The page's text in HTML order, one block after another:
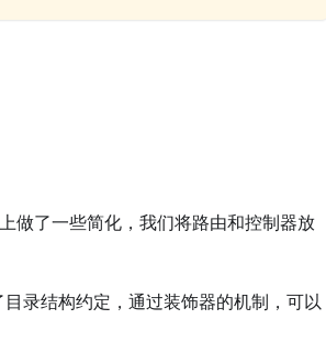
了一些简化，我们将路由和控制器放
录结构约定，通过装饰器的机制，可以